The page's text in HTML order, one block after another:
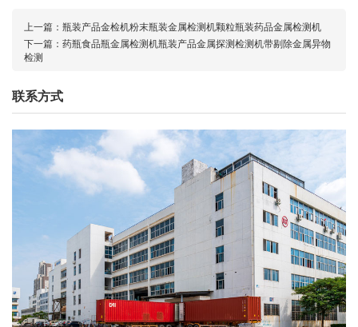
上一篇： 瓶装产品金检机粉末瓶装金属检测机颗粒瓶装药品金属检测机
下一篇： 药瓶食品瓶金属检测机瓶装产品金属探测检测机带剔除金属异物
检测
联系方式